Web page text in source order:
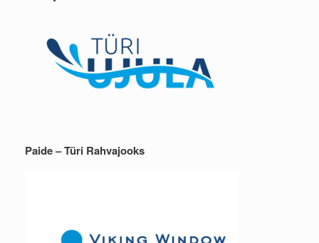
Paide – Türi Rahvajooks